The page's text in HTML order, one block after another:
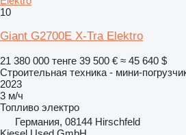
10
Giant G2700E X-Tra Elektro
21 380 000 тенге 39 500 € ≈ 45 640 $
Строительная техника - мини-
2023
3 м/ч
Топливо электро
Германия, 08144 Hirschfeld